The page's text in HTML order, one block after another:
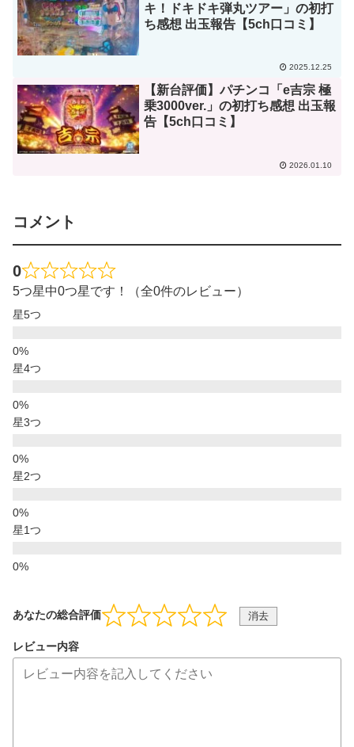
キ！ドキドキ弾丸ツアー」の初打
ち感想 出玉報告【5ch口コミ】
2025.12.25
【新台評価】パチンコ「e吉宗 極
乗3000ver.」の初打ち感想 出玉報
告【5ch口コミ】
2026.01.10
コメント
0
5つ星中0つ星です！（全0件のレビュー）
星5つ
星4つ
星3つ
星2つ
星1つ
あなたの総合評価 消去
レビュー内容